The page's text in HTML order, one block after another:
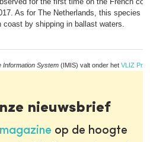
As for The Netherlands, this species
coast by shipping in ballast waters.
Information System (IMIS) valt onder het VLIZ
nieuwsbrief
op de hoogte